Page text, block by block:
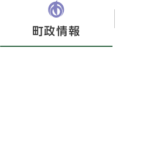
町政情報